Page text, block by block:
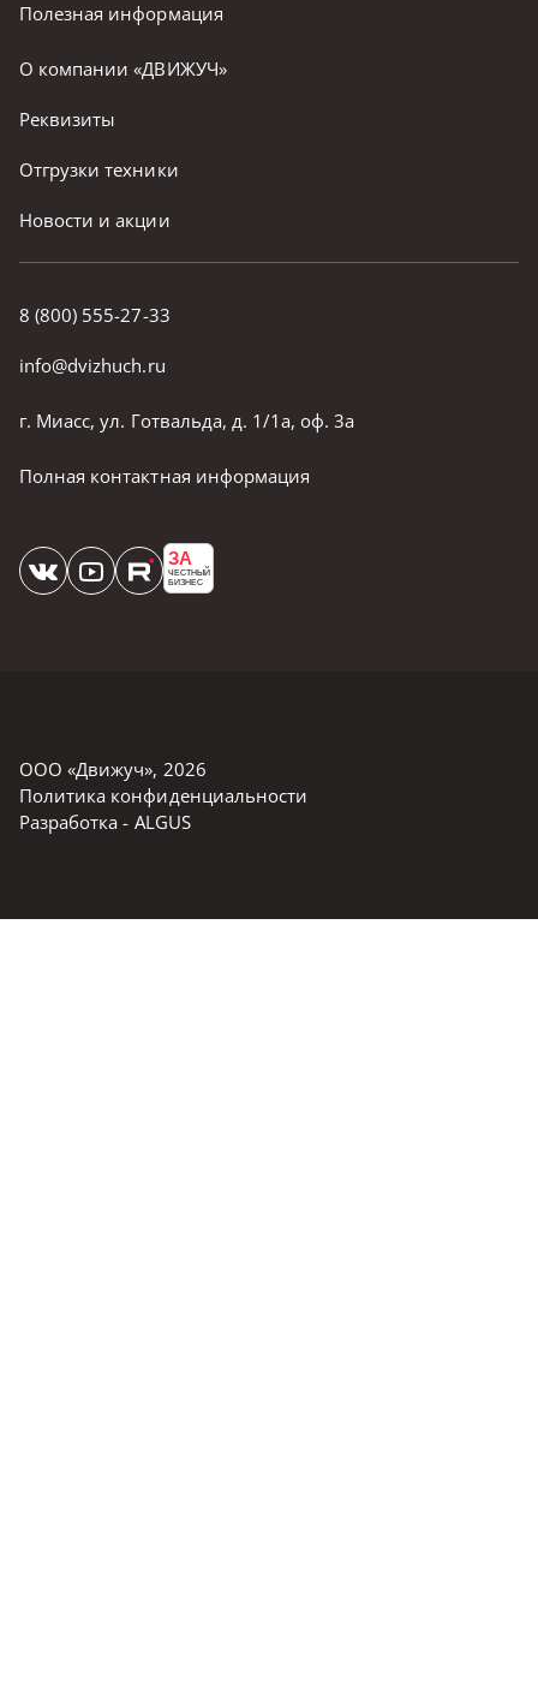
8 (800) 555-27-33
info@dvizhuch.ru
г. Миасс, ул. Готвальда, д. 1/1а, оф. 3а
Полная контактная информация
ЗА
ЧЕСТНЫЙ
БИЗНЕС
Полезная информация
О компании «ДВИЖУЧ»
Реквизиты
Отгрузки техники
Новости и акции
ООО «Движуч», 2026
Политика конфиденциальности
Разработка - ALGUS